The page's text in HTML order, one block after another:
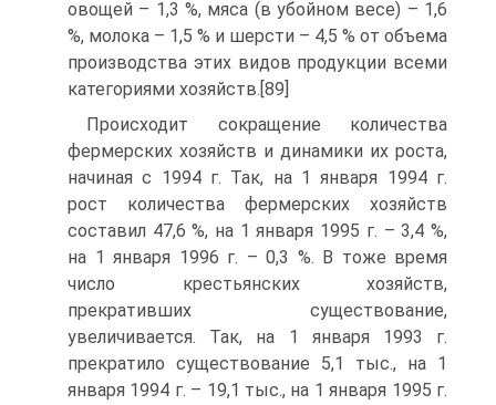
овощей – 1,3 %, мяса (в убойном весе) – 1,6
%, молока – 1,5 % и шерсти – 4,5 % от объема
производства этих видов продукции всеми
категориями хозяйств.[89]
Происходит сокращение количества
фермерских хозяйств и динамики их роста,
начиная с 1994 г. Так, на 1 января 1994 г.
рост количества фермерских хозяйств
составил 47,6 %, на 1 января 1995 г. – 3,4 %,
на 1 января 1996 г. – 0,3 %. В тоже время
число крестьянских хозяйств,
прекративших существование,
увеличивается. Так, на 1 января 1993 г.
прекратило существование 5,1 тыс., на 1
января 1994 г. – 19,1 тыс., на 1 января 1995 г.